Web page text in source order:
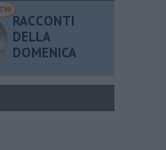
RACCONTI
DELLA
DOMENICA